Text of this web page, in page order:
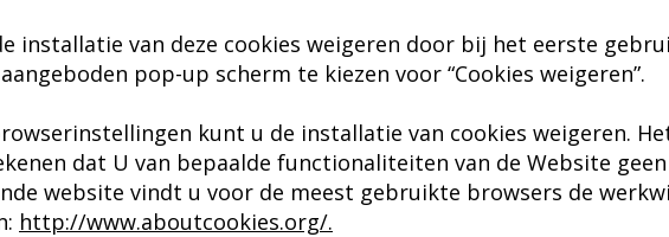
installatie van deze cookies weigeren door bij het eerste
pop-up scherm te kiezen voor “Cookies weigeren”.
kunt u de installatie van cookies weigeren.
dat U van bepaalde functionaliteiten van de Website
website vindt u voor de meest gebruikte browsers de
http://www.aboutcookies.org/.